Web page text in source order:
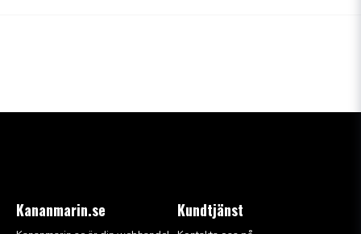
Kananmarin.se Kundtjänst